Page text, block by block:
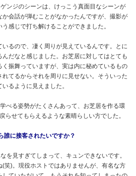
ンジのシーンは、けっこう真面目なシーンが
会話が弾むことがなかったんですが、撮影が
感じで打ち解けることができました。
るので、凄く周りが見えているんです。とに
だなと感じました。お芝居に対してはとても
振舞っていますが、実は内に秘めているもの
てるからそれを周りに見せない。そういった
るように見えました。
べる姿勢がたくさんあって、お芝居を作る環
らせてもらえるような素晴らしい方でした。
に接客されたいですか？
を見すぎてしまって、キュンできないです。
笑)。現役ホストではありませんが、有名な方